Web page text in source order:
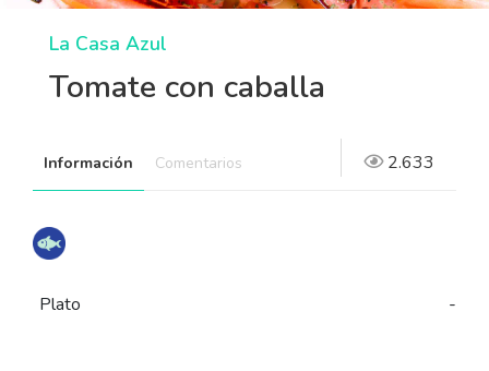
La Casa Azul
Tomate con caballa
Información Comentarios 2.633
Plato -